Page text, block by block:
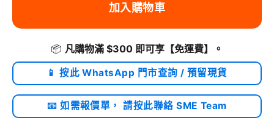
加入購物車
📦 凡購物滿 $300 即可享 【免運費】 。
📱 按此 WhatsApp 門市查詢 / 預留現貨
📧 如需報價單， 請按此聯絡 SME Team